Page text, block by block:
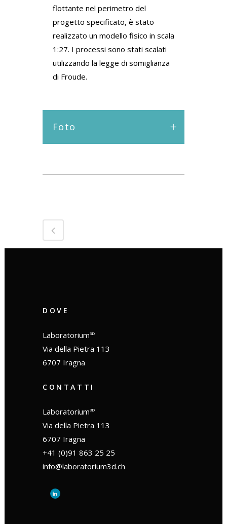
flottante nel perimetro del
progetto specificato, è stato
realizzato un modello fisico in scala
1:27. I processi sono stati scalati
utilizzando la legge di somiglianza
di Froude.
Foto
DOVE
Laboratorium3D
Via della Pietra 113
6707 Iragna
CONTATTI
Laboratorium3D
Via della Pietra 113
6707 Iragna
+41 (0)91 863 25 25
info@laboratorium3d.ch